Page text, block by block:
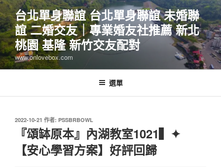
跳
至
主
要
內
容
台北單身聯誼 台北單身聯誼 未婚聯
誼 二婚交友｜專業婚友社推薦 新北
桃園 基隆 新竹交友配對
www.onlovebox.com
選單
發
2022-10-21 作者: PSSBRBOWL
『頌缽原本』內湖教室1021▍✦
【安心學習方案】好評回歸